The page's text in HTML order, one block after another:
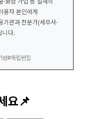
용자 본인에게
기관과 전문가(세무사·
니다.
반#독립편집
요📌